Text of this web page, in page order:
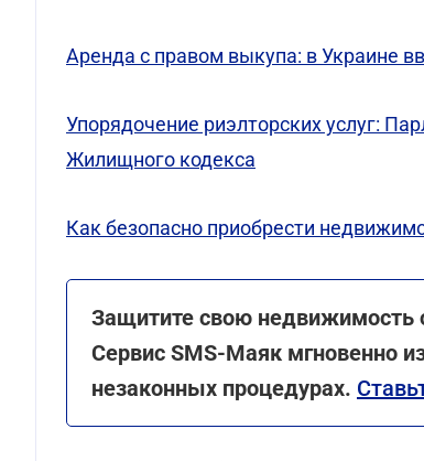
Аренда с правом выкупа: в Украине
Упорядочение риэлторских услуг:
Жилищного кодекса
Как безопасно приобрести
Защитите свою недвижимость
Сервис SMS-Маяк мгновенно
незаконных процедурах.